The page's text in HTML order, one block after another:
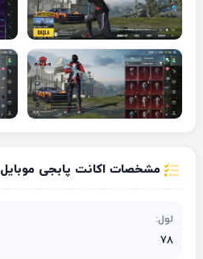
مشخصات اکانت پابجی موبایل
لول:
78